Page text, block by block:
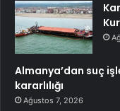
Almanya’dan suç
kararlılığı
Ağustos 7, 2026